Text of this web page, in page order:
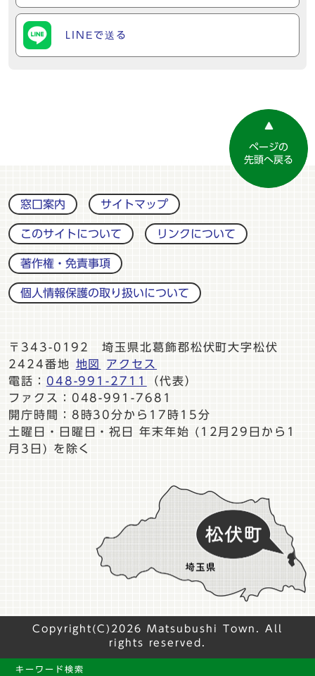
LINEで送る
ページの
先頭へ戻る
窓口案内 サイトマップ
このサイトについて リンクについて
著作権・免責事項
個人情報保護の取り扱いについて
〒343-0192 埼玉県北葛飾郡松伏町大字松伏
2424番地
地図
アクセス
電話： 048-991-2711
（代表）
ファクス：048-991-7681
開庁時間：8時30分から17時15分
土曜日・日曜日・祝日 年末年始 (12月29日から1
月3日) を除く
Copyright(C)2026 Matsubushi Town. All
rights reserved.
キーワード検索